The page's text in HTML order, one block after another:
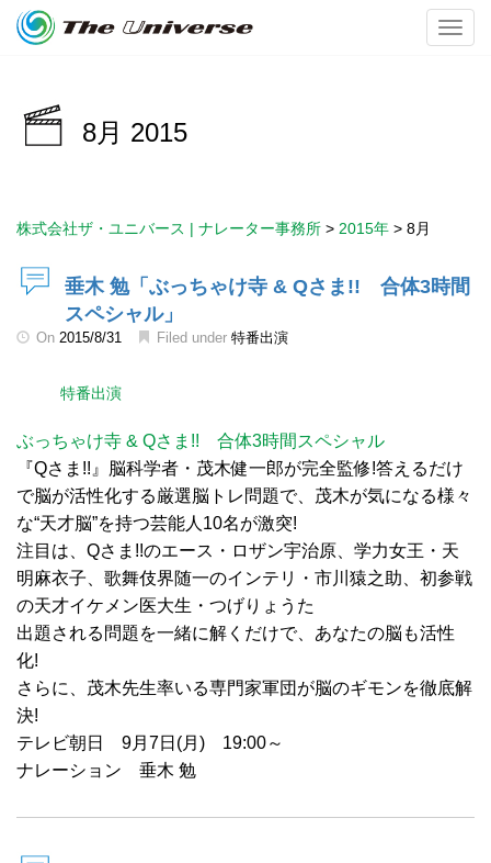
8月 2015
株式会社ザ・ユニバース | ナレーター事務所 > 2015年 > 8月
垂木 勉「ぶっちゃけ寺 & Qさま!! 合体3時間
スペシャル」
On 2015/8/31 Filed under 特番出演
特番出演
ぶっちゃけ寺 & Qさま!! 合体3時間スペシャル
『Qさま!!』脳科学者・茂木健一郎が完全監修!答えるだけ
で脳が活性化する厳選脳トレ問題で、茂木が気になる様々
な“天才脳”を持つ芸能人10名が激突!
注目は、Qさま!!のエース・ロザン宇治原、学力女王・天
明麻衣子、歌舞伎界随一のインテリ・市川猿之助、初参戦
の天才イケメン医大生・つげりょうた
出題される問題を一緒に解くだけで、あなたの脳も活性
化!
さらに、茂木先生率いる専門家軍団が脳のギモンを徹底解
決!
テレビ朝日 9月7日(月) 19:00～
ナレーション 垂木 勉